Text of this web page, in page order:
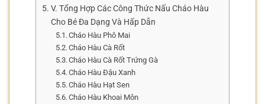
V. Tổng Hợp Các Công Thức Nấu Cháo Hàu
Cho Bé Đa Dạng Và Hấp Dẫn
Cháo Hàu Phô Mai
Cháo Hàu Cà Rốt
Cháo Hàu Cà Rốt Trứng Gà
Cháo Hàu Đậu Xanh
Cháo Hàu Hạt Sen
Cháo Hàu Khoai Môn